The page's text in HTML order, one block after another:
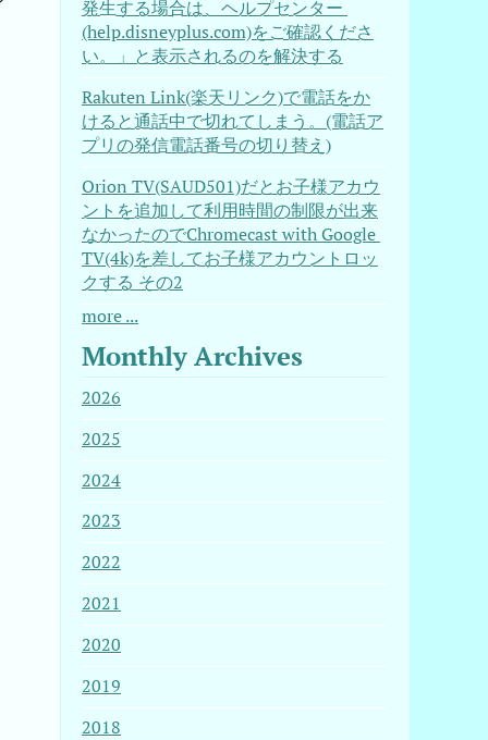
発生する場合は、ヘルプセンター
(help.disneyplus.com)をご確認くださ
い。」と表示されるのを解決する
Rakuten Link(楽天リンク)で電話をか
けると通話中で切れてしまう。(電話ア
プリの発信電話番号の切り替え)
Orion TV(SAUD501)だとお子様アカウ
ントを追加して利用時間の制限が出来
なかったのでChromecast with Google
TV(4k)を差してお子様アカウントロッ
クする その2
more ...
Monthly Archives
2026
2025
2024
2023
2022
2021
2020
2019
2018